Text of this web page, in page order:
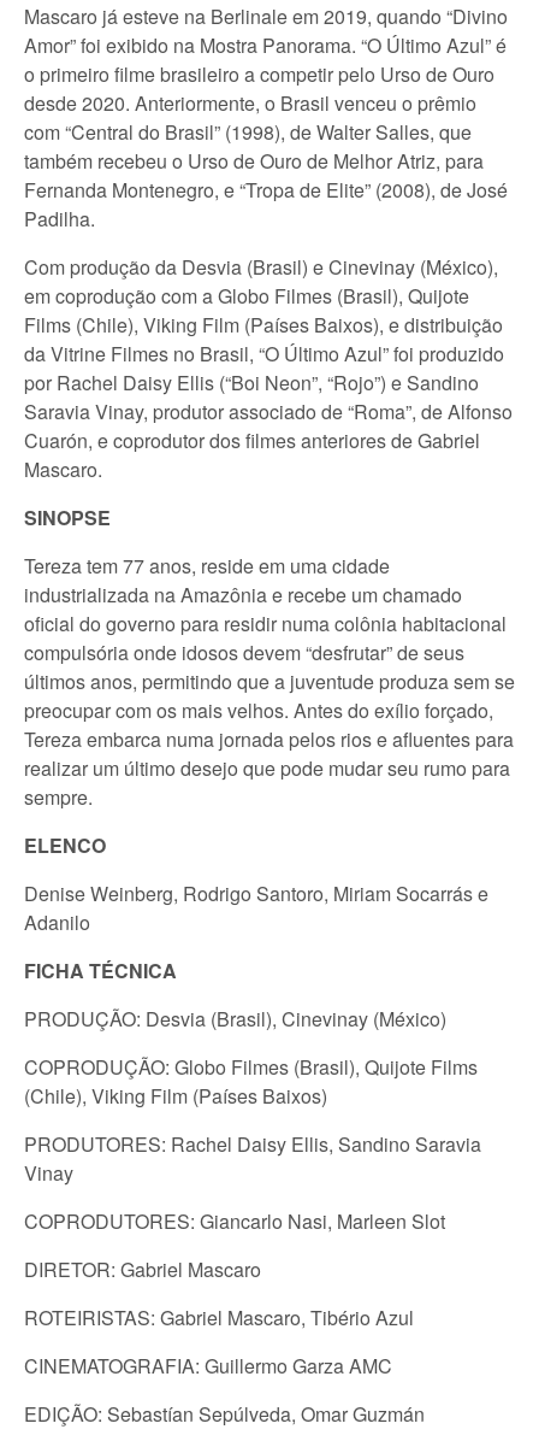
Mascaro já esteve na Berlinale em 2019, quando “Divino
Amor” foi exibido na Mostra Panorama. “O Último Azul” é
o primeiro filme brasileiro a competir pelo Urso de Ouro
desde 2020. Anteriormente, o Brasil venceu o prêmio
com “Central do Brasil” (1998), de Walter Salles, que
também recebeu o Urso de Ouro de Melhor Atriz, para
Fernanda Montenegro, e “Tropa de Elite” (2008), de José
Padilha.
Com produção da Desvia (Brasil) e Cinevinay (México),
em coprodução com a Globo Filmes (Brasil), Quijote
Films (Chile), Viking Film (Países Baixos), e distribuição
da Vitrine Filmes no Brasil, “O Último Azul” foi produzido
por Rachel Daisy Ellis (“Boi Neon”, “Rojo”) e Sandino
Saravia Vinay, produtor associado de “Roma”, de Alfonso
Cuarón, e coprodutor dos filmes anteriores de Gabriel
Mascaro.
SINOPSE
Tereza tem 77 anos, reside em uma cidade
industrializada na Amazônia e recebe um chamado
oficial do governo para residir numa colônia habitacional
compulsória onde idosos devem “desfrutar” de seus
últimos anos, permitindo que a juventude produza sem se
preocupar com os mais velhos. Antes do exílio forçado,
Tereza embarca numa jornada pelos rios e afluentes para
realizar um último desejo que pode mudar seu rumo para
sempre.
ELENCO
Denise Weinberg, Rodrigo Santoro, Miriam Socarrás e
Adanilo
FICHA TÉCNICA
PRODUÇÃO: Desvia (Brasil), Cinevinay (México)
COPRODUÇÃO: Globo Filmes (Brasil), Quijote Films
(Chile), Viking Film (Países Baixos)
PRODUTORES: Rachel Daisy Ellis, Sandino Saravia
Vinay
COPRODUTORES: Giancarlo Nasi, Marleen Slot
DIRETOR: Gabriel Mascaro
ROTEIRISTAS: Gabriel Mascaro, Tibério Azul
CINEMATOGRAFIA: Guillermo Garza AMC
EDIÇÃO: Sebastían Sepúlveda, Omar Guzmán